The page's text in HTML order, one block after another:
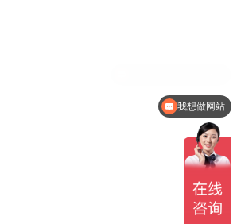
我想做网站